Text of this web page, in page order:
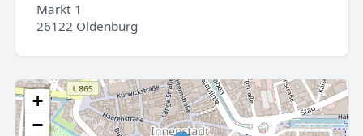
Markt 1
26122 Oldenburg
+
−